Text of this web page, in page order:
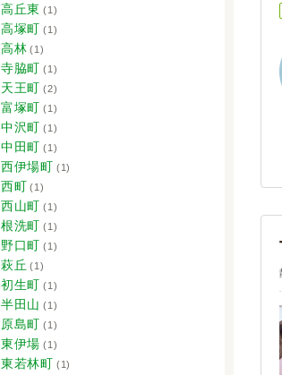
高丘東 (1)
高塚町 (1)
高林 (1)
寺脇町 (1)
天王町 (2)
富塚町 (1)
中沢町 (1)
中田町 (1)
西伊場町 (1)
西町 (1)
西山町 (1)
根洗町 (1)
野口町 (1)
萩丘 (1)
初生町 (1)
半田山 (1)
原島町 (1)
東伊場 (1)
東若林町 (1)